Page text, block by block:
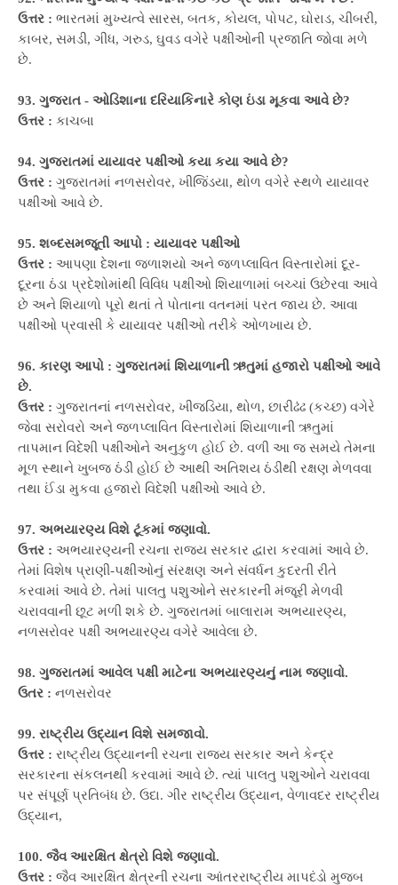
ઉત્તર : ભારતમાં મુખ્યત્વે સારસ, બતક, કોયલ, પોપટ, ઘોરાડ, ચીબરી,
કાબર, સમડી, ગીધ, ગરુડ, ઘુવડ વગેરે પક્ષીઓની પ્રજાતિ જોવા મળે
છે.
93. ગુજરાત - ઓડિશાના દરિયાકિનારે કોણ ઇંડા મૂકવા આવે છે?
ઉત્તર : કાચબા
94. ગુજરાતમાં યાયાવર પક્ષીઓ કયા કયા આવે છે?
ઉત્તર : ગુજરાતમાં નળસરોવર, ખીજિંડયા, થોળ વગેરે સ્થળે યાયાવર
પક્ષીઓ આવે છે.
95. શબ્દસમજૂતી આપો : યાયાવર પક્ષીઓ
ઉત્તર : આપણા દેશના જળાશયો અને જળપ્લાવિત વિસ્તારોમાં દૂર-
દૂરના ઠંડા પ્રદેશોમાંથી વિવિધ પક્ષીઓ શિયાળામાં બચ્ચાં ઉછેરવા આવે
છે અને શિયાળો પૂરો થતાં તે પોતાના વતનમાં પરત જાય છે. આવા
પક્ષીઓ પ્રવાસી કે યાયાવર પક્ષીઓ તરીકે ઓળખાય છે.
96. કારણ આપો : ગુજરાતમાં શિયાળાની ઋતુમાં હજારો પક્ષીઓ આવે
છે.
ઉત્તર : ગુજરાતનાં નળસરોવર, ખીજડિયા, થોળ, છારીઢંઢ (કચ્છ) વગેરે
જેવા સરોવરો અને જળપ્લાવિત વિસ્તારોમાં શિયાળાની ઋતુમાં
તાપમાન વિદેશી પક્ષીઓને અનુકુળ હોઈ છે. વળી આ જ સમયે તેમના
મૂળ સ્થાને ખુબજ ઠંડી હોઈ છે આથી અતિશય ઠંડીથી રક્ષણ મેળવવા
તથા ઈંડા મુકવા હજારો વિદેશી પક્ષીઓ આવે છે.
97. અભયારણ્ય વિશે ટૂંકમાં જણાવો.
ઉત્તર : અભયારણ્યની રચના રાજ્ય સરકાર દ્વારા કરવામાં આવે છે.
તેમાં વિશેષ પ્રાણી-પક્ષીઓનું સંરક્ષણ અને સંવર્ધન કુદરતી રીતે
કરવામાં આવે છે. તેમાં પાલતુ પશુઓને સરકારની મંજૂરી મેળવી
ચરાવવાની છૂટ મળી શકે છે. ગુજરાતમાં બાલારામ અભયારણ્ય,
નળસરોવર પક્ષી અભયારણ્ય વગેરે આવેલા છે.
98. ગુજરાતમાં આવેલ પક્ષી માટેના અભયારણ્યનું નામ જણાવો.
ઉતર : નળસરોવર
99. રાષ્ટ્રીય ઉદ્યાન વિશે સમજાવો.
ઉત્તર : રાષ્ટ્રીય ઉદ્યાનની રચના રાજ્ય સરકાર અને કેન્દ્ર
સરકારના સંકલનથી કરવામાં આવે છે. ત્યાં પાલતુ પશુઓને ચરાવવા
પર સંપૂર્ણ પ્રતિબંધ છે. ઉદા. ગીર રાષ્ટ્રીય ઉદ્યાન, વેળાવદર રાષ્ટ્રીય
ઉદ્યાન,
100. જૈવ આરક્ષિત ક્ષેત્રો વિશે જણાવો.
ઉત્તર : જૈવ આરક્ષિત ક્ષેત્રની રચના આંતરરાષ્ટ્રીય માપદંડો મુજબ